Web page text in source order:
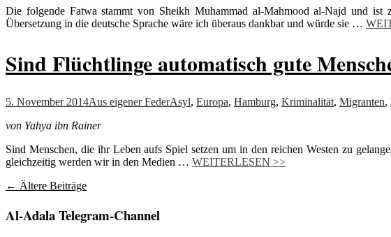
Die folgende Fatwa stammt von Sheikh Muhammad al-Mahmood al-Najd und
Übersetzung in die deutsche Sprache wäre ich überaus dankbar und würde sie …
Sind Flüchtlinge automatisch gute
5. November 2014Aus eigener FederAsyl, Europa, Hamburg, Kriminalität, Migranten,
von Yahya ibn Rainer
Sind Menschen, die ihr Leben aufs Spiel setzen um in den reichen Westen zu
gleichzeitig werden wir in den Medien … WEITERLESEN >>
Beitragsnavigation
← Ältere Beiträge
Al-Adala Telegram-Channel